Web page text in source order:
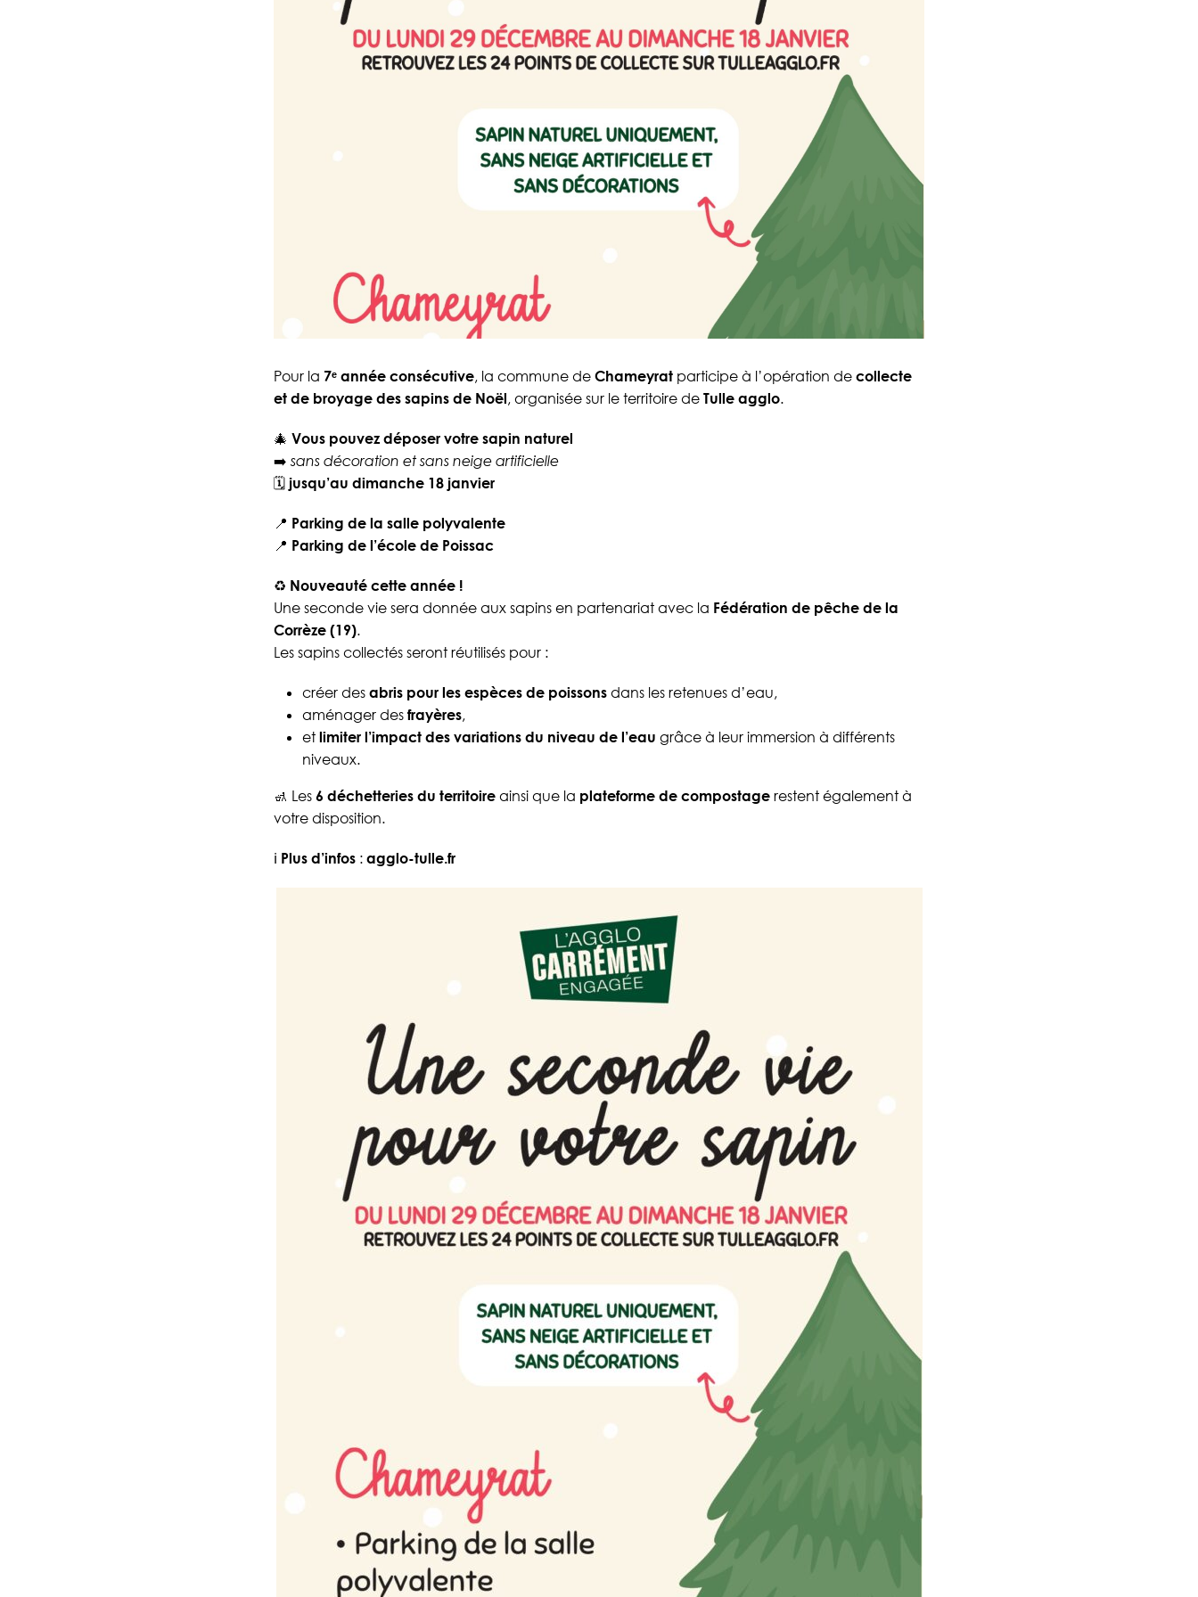
Pour la 7ᵉ année consécutive, la commune de Chameyrat participe à l’opération de collecte
et de broyage des sapins de Noël, organisée sur le territoire de Tulle agglo.
🎄 Vous pouvez déposer votre sapin naturel
➡️ sans décoration et sans neige artificielle
🗓 jusqu’au dimanche 18 janvier
📍 Parking de la salle polyvalente
📍 Parking de l’école de Poissac
♻️ Nouveauté cette année !
Une seconde vie sera donnée aux sapins en partenariat avec la Fédération de pêche de la
Corrèze (19).
Les sapins collectés seront réutilisés pour :
créer des abris pour les espèces de poissons dans les retenues d’eau,
aménager des frayères,
et limiter l’impact des variations du niveau de l’eau grâce à leur immersion à différents
niveaux.
🚮 Les 6 déchetteries du territoire ainsi que la plateforme de compostage restent également à
votre disposition.
ℹ️ Plus d’infos : agglo-tulle.fr